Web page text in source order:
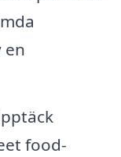
en
food-